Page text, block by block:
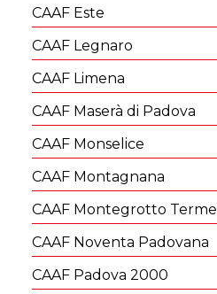
CAAF Este
CAAF Legnaro
CAAF Limena
CAAF Maserà di Padova
CAAF Monselice
CAAF Montagnana
CAAF Montegrotto Terme
CAAF Noventa Padovana
CAAF Padova 2000